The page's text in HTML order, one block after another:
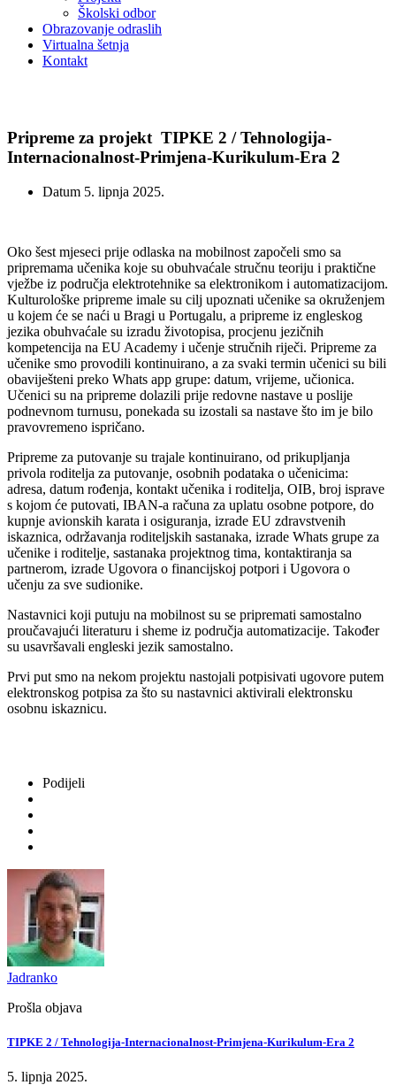
Školski odbor
Obrazovanje odraslih
Virtualna šetnja
Kontakt
Pripreme za projekt TIPKE 2 / Tehnologija-
Internacionalnost-Primjena-Kurikulum-Era 2
Datum 5. lipnja 2025.
Oko šest mjeseci prije odlaska na mobilnost započeli smo sa
pripremama učenika koje su obuhvaćale stručnu teoriju i praktične
vježbe iz područja elektrotehnike sa elektronikom i automatizacijom.
Kulturološke pripreme imale su cilj upoznati učenike sa okruženjem
u kojem će se naći u Bragi u Portugalu, a pripreme iz engleskog
jezika obuhvaćale su izradu životopisa, procjenu jezičnih
kompetencija na EU Academy i učenje stručnih riječi. Pripreme za
učenike smo provodili kontinuirano, a za svaki termin učenici su bili
obaviješteni preko Whats app grupe: datum, vrijeme, učionica.
Učenici su na pripreme dolazili prije redovne nastave u poslije
podnevnom turnusu, ponekada su izostali sa nastave što im je bilo
pravovremeno ispričano.
Pripreme za putovanje su trajale kontinuirano, od prikupljanja
privola roditelja za putovanje, osobnih podataka o učenicima:
adresa, datum rođenja, kontakt učenika i roditelja, OIB, broj isprave
s kojom će putovati, IBAN-a računa za uplatu osobne potpore, do
kupnje avionskih karata i osiguranja, izrade EU zdravstvenih
iskaznica, održavanja roditeljskih sastanaka, izrade Whats grupe za
učenike i roditelje, sastanaka projektnog tima, kontaktiranja sa
partnerom, izrade Ugovora o financijskoj potpori i Ugovora o
učenju za sve sudionike.
Nastavnici koji putuju na mobilnost su se pripremati samostalno
proučavajući literaturu i sheme iz područja automatizacije. Također
su usavršavali engleski jezik samostalno.
Prvi put smo na nekom projektu nastojali potpisivati ugovore putem
elektronskog potpisa za što su nastavnici aktivirali elektronsku
osobnu iskaznicu.
Podijeli
Jadranko
Prošla objava
TIPKE 2 / Tehnologija-Internacionalnost-Primjena-Kurikulum-Era 2
5. lipnja 2025.